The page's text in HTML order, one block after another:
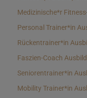
Medizinische*r
Personal Trainer*in
Rückentrainer*in
Faszien-Coach
Seniorentrainer*in
Mobility Trainer*in